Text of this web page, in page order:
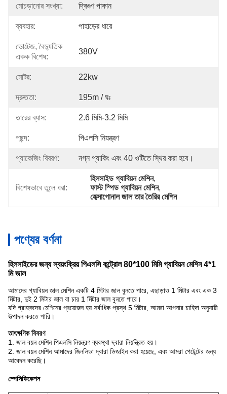
মোচড়ানোর সংখ্যা: দ্বিগুণ পাকান
ব্যবহার: পাহাড়ের ধারে
ভোল্টেজ, বৈদ্যুতিক
একক বিশেষ:
380V
মোটর: 22kw
দ্রুততা: 195m / ঘঃ
তারের ব্যাস: 2.6 মিমি-3.2 মিমি
পছন্দ: পিএলসি নিয়ন্ত্রণ
প্যাকেজিং বিবরণ: নগ্ন প্যাকিং এবং 40 ওটিতে স্থির করা হবে।
বিশেষভাবে তুলে ধরা:
হিলসাইড গ্যাবিয়ন মেশিন,
ফাস্ট স্পিড গ্যাবিয়ন মেশিন,
হেক্সাগোনাল জাল তার তৈরির মেশিন
পণ্যের বর্ণনা
হিলসাইডের জন্য স্বয়ংক্রিয় পিএলসি কন্ট্রোল 80*100 মিমি গ্যাবিয়ন মেশিন 4*1
মি জাল
আমাদের গ্যাবিয়ন জাল মেশিন একটি 4 মিটার জাল বুনতে পারে, এছাড়াও 1 মিটার এবং এক 3
মিটার, দুই 2 মিটার জাল বা চার 1 মিটার জাল বুনতে পারে।
যদি গ্রাহকদের মেশিনের প্রয়োজন হয় সর্বাধিক প্রস্থ 5 মিটার, আমরা আপনার চাহিদা অনুযায়ী
উত্পাদন করতে পারি।
তাৎক্ষণিক বিবরণ
1. জাল বয়ন মেশিন পিএলসি নিয়ন্ত্রণ ব্যবস্থা দ্বারা নিয়ন্ত্রিত হয়।
2. জাল বয়ন মেশিন আমাদের জিনলিডা দ্বারা ডিজাইন করা হয়েছে, এবং আমরা পেটেন্টের জন্য
আবেদন করেছি।
স্পেসিফিকেশন